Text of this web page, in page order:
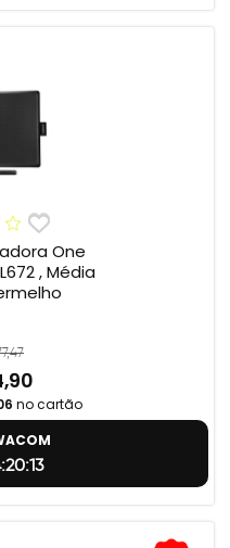
One
, Média
no cartão